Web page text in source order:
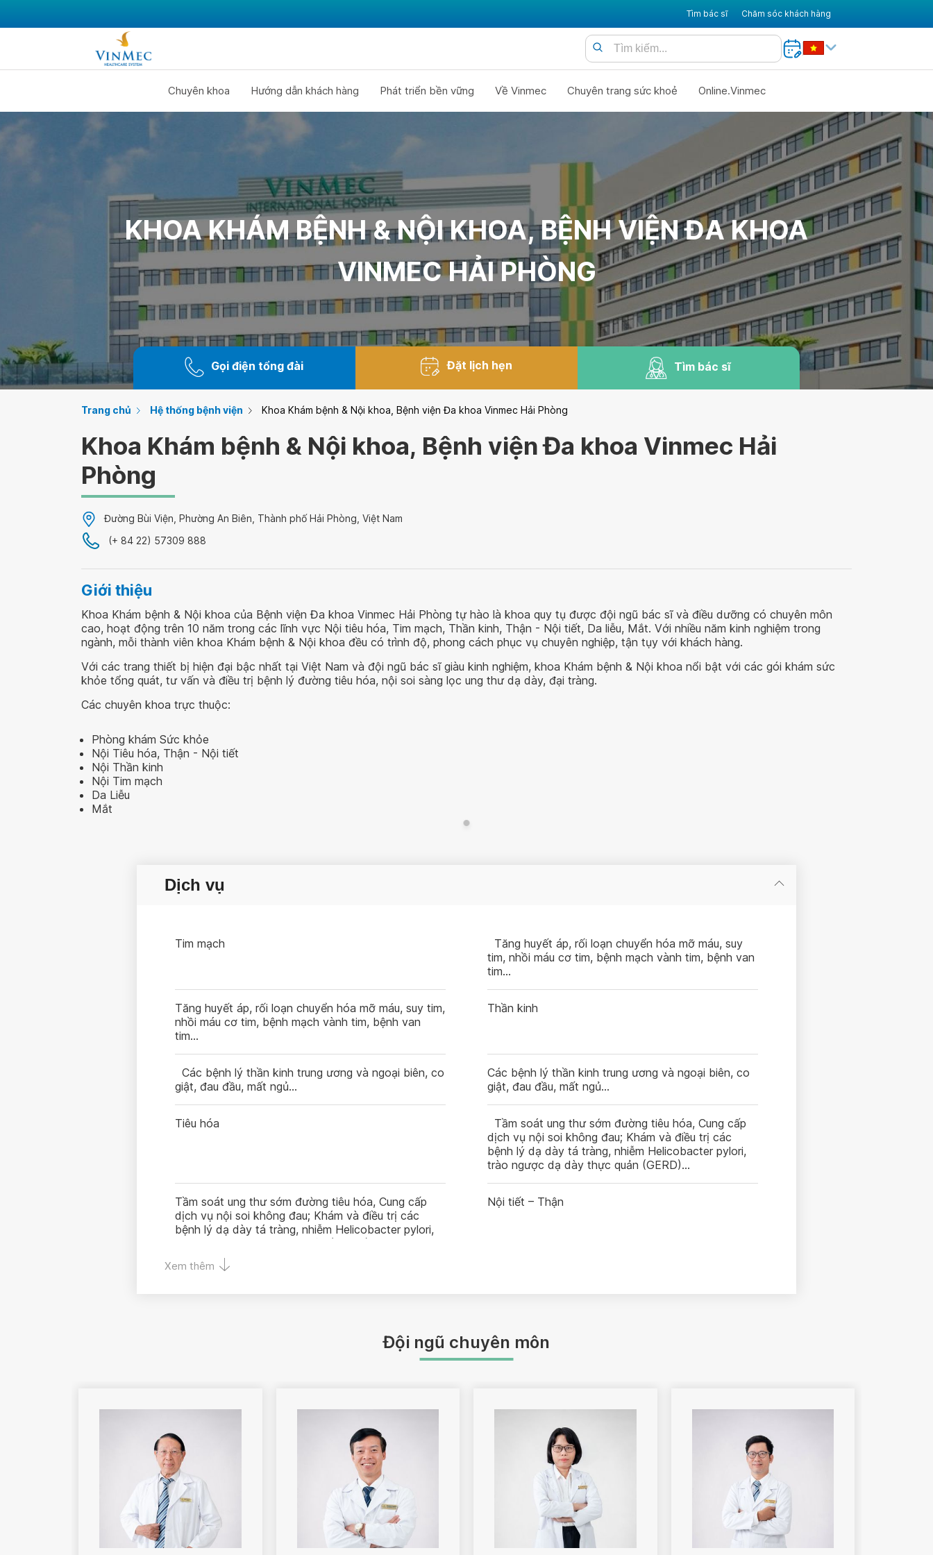
Tìm bác sĩ Chăm sóc khách hàng
Chuyên khoa Hướng dẫn khách hàng Phát triển bền vững Về Vinmec Chuyên trang sức khoẻ Online.Vinmec
KHOA KHÁM BỆNH & NỘI KHOA, BỆNH VIỆN ĐA KHOA
VINMEC HẢI PHÒNG
Gọi điện tổng đài Đặt lịch hẹn Tìm bác sĩ
Trang chủ Hệ thống bệnh viện Khoa Khám bệnh & Nội khoa, Bệnh viện Đa khoa Vinmec Hải Phòng
Khoa Khám bệnh & Nội khoa, Bệnh viện Đa khoa Vinmec Hải
Phòng
Đường Bùi Viện, Phường An Biên, Thành phố Hải Phòng, Việt Nam
(+ 84 22) 57309 888
Giới thiệu
Khoa Khám bệnh & Nội khoa của Bệnh viện Đa khoa Vinmec Hải Phòng tự hào là khoa quy tụ được đội ngũ bác sĩ và điều dưỡng có chuyên môn
cao, hoạt động trên 10 năm trong các lĩnh vực Nội tiêu hóa, Tim mạch, Thần kinh, Thận - Nội tiết, Da liễu, Mắt. Với nhiều năm kinh nghiệm trong
ngành, mỗi thành viên khoa Khám bệnh & Nội khoa đều có trình độ, phong cách phục vụ chuyên nghiệp, tận tụy với khách hàng.
Với các trang thiết bị hiện đại bậc nhất tại Việt Nam và đội ngũ bác sĩ giàu kinh nghiệm, khoa Khám bệnh & Nội khoa nổi bật với các gói khám sức
khỏe tổng quát, tư vấn và điều trị bệnh lý đường tiêu hóa, nội soi sàng lọc ung thư dạ dày, đại tràng.
Các chuyên khoa trực thuộc:
Phòng khám Sức khỏe
Nội Tiêu hóa, Thận - Nội tiết
Nội Thần kinh
Nội Tim mạch
Da Liễu
Mắt
Dịch vụ
Tim mạch
Tăng huyết áp, rối loạn chuyển hóa mỡ máu, suy
tim, nhồi máu cơ tim, bệnh mạch vành tim, bệnh van
tim…
Tăng huyết áp, rối loạn chuyển hóa mỡ máu, suy tim,
nhồi máu cơ tim, bệnh mạch vành tim, bệnh van
tim…
Thần kinh
Các bệnh lý thần kinh trung ương và ngoại biên, co
giật, đau đầu, mất ngủ…
Các bệnh lý thần kinh trung ương và ngoại biên, co
giật, đau đầu, mất ngủ…
Tiêu hóa
Tầm soát ung thư sớm đường tiêu hóa, Cung cấp
dịch vụ nội soi không đau; Khám và điều trị các
bệnh lý dạ dày tá tràng, nhiễm Helicobacter pylori,
trào ngược dạ dày thực quản (GERD)…
Tầm soát ung thư sớm đường tiêu hóa, Cung cấp
dịch vụ nội soi không đau; Khám và điều trị các
bệnh lý dạ dày tá tràng, nhiễm Helicobacter pylori,
Nội tiết – Thận
Các bệnh da ở người lớn và trẻ em hay gặp: nấm,
viêm da cơ địa, trứng cá, vảy nến…các bệnh da
viêm da cơ địa, trứng cá, vảy nến…các bệnh da
hiếm gặp, bệnh lây qua quan hệ tình dục, điều trị các
u cục lành tính ở da bằng laser.
Các bệnh mắt, cận thị học đường, mổ Phaco thay
thủy tinh thể, Điều trị cận thị bằng kính tiếp xúc
Ortho-k, Phẫu thuật thẩm mĩ cắt da mi thừa…
Các bệnh mắt, cận thị học đường, mổ Phaco thay
thủy tinh thể, Điều trị cận thị bằng kính tiếp xúc
Ortho-k, Phẫu thuật thẩm mĩ cắt da mi thừa…
Xem thêm
Đội ngũ chuyên môn